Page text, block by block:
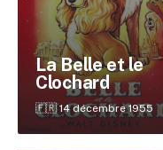
La Belle et le
Clochard
🇫🇷 14 décembre 1955